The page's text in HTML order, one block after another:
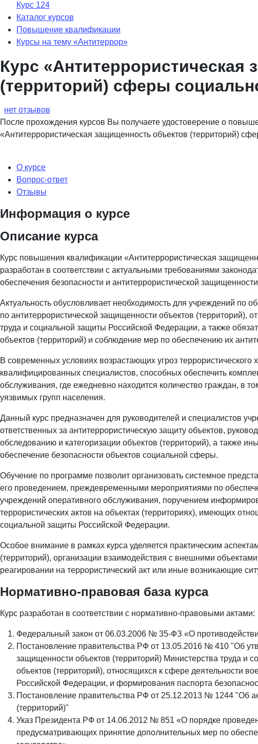
Курс 124
Каталог курсов
Повышение квалификации
Курсы на тему «Антитеррор»
Курс «Антитеррористическая
(территорий) сферы
нет отзывов
После прохождения курсов Вы получаете удостоверение о
«Антитеррористическая защищенность объектов (территорий)
О курсе
Вопрос-ответ
Отзывы
Информация о курсе
Описание курса
Курс повышения квалификации «Антитеррористическая
разработан в соответствии с актуальными требованиями
обеспечения безопасности и антитеррористической
Актуальность обусловливает необходимость для учреждений по
по антитеррористической защищенности объектов (территорий),
труда и социальной защиты Российской Федерации, а также
объектов (территорий) и соблюдение мер по обеспечению их
В современных условиях возрастающих угроз террористического
квалифицированных специалистов, способных обеспечить
обслуживания, где ежедневно находится количество граждан, в
уязвимых групп населения.
Данный курс предназначен для руководителей и специалистов
ответственных за антитеррористическую защиту объектов,
обследованию и категоризации объектов (территорий), а также
обеспечение безопасности объектов социальной сферы.
Обучение по программе позволит организовать системное
его проведением, преждевременными мероприятиями по
учреждений оперативного обслуживания, поручением
террористических актов на объектах (территориях), имеющих
социальной защиты Российской Федерации.
Особое внимание в рамках курса уделяется практическим
(территорий), организации взаимодействия с внешними
реагировании на террористический акт или иные возникающие
Нормативно-правовая база курса
Курс разработан в соответствии с нормативно-правовыми актами:
Федеральный закон от 06.03.2006 № 35-ФЗ «О
Постановление правительства РФ от 13.05.2016 № 410 "Об
защищенности объектов (территорий) Министерства труда и
объектов (территорий), относящихся к сфере деятельности
Российской Федерации, и формирования паспорта
Постановление правительства РФ от 25.12.2013 № 1244 "Об
(территорий)"
Указ Президента РФ от 14.06.2012 № 851 «О порядке
предусматривающих принятие дополнительных мер по